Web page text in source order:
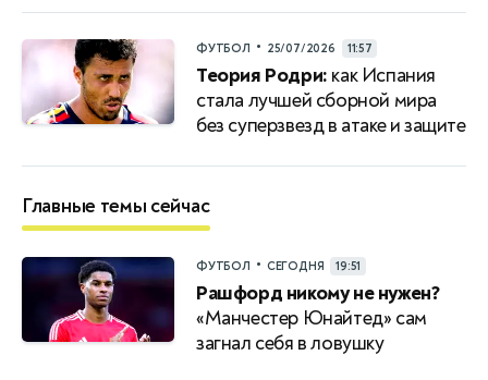
ФУТБОЛ • 25/07/2026 11:57
Теория Родри: как Испания
стала лучшей сборной мира
без суперзвезд в атаке и защите
Главные темы сейчас
ФУТБОЛ • СЕГОДНЯ 19:51
Рашфорд никому не нужен?
«Манчестер Юнайтед» сам
загнал себя в ловушку